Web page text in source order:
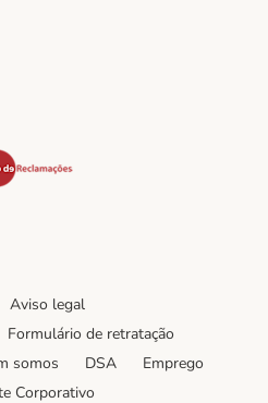
Method
Method
Aviso legal
Formulário de retratação
somos DSA
Emprego
Corporativo